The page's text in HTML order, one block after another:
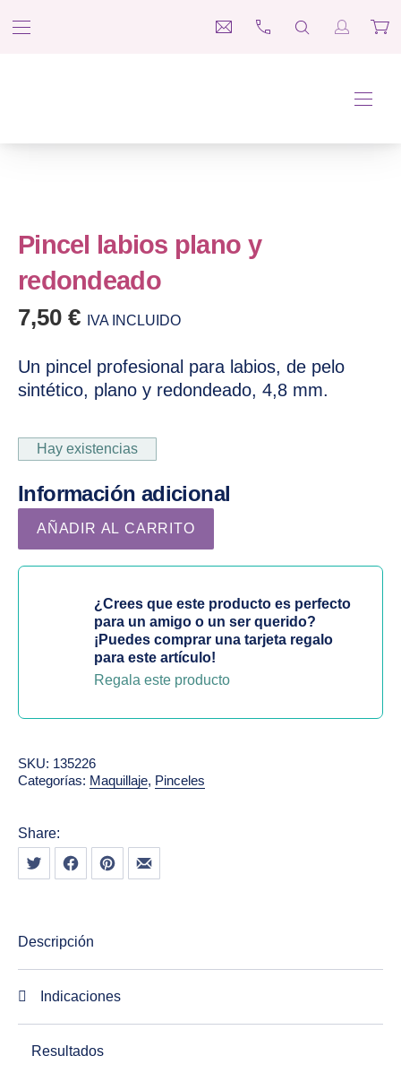
BAR NAVIGATION
Pincel labios plano y
redondeado
7,50 € IVA INCLUIDO
Un pincel profesional para labios, de pelo
sintético, plano y redondeado, 4,8 mm.
Hay existencias
Información adicional
Pincel labios plano y redondeado cantidad
AÑADIR AL CARRITO
¿Crees que este producto es perfecto
para un amigo o un ser querido?
¡Puedes comprar una tarjeta regalo
para este artículo!
Regala este producto
SKU: 135226
Categorías: Maquillaje, Pinceles
Share:
Tweet Share on Facebook
Share on Pinterest
Share by Email
Descripción
Indicaciones
Resultados